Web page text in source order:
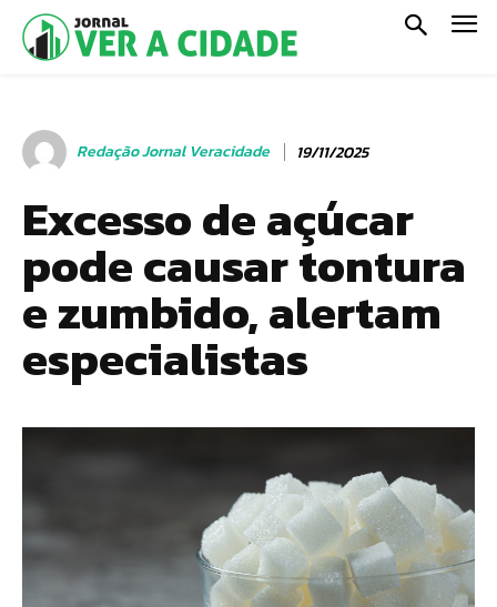
Redação Jornal Veracidade 19/11/2025
Excesso de açúcar
pode causar tontura
e zumbido, alertam
especialistas